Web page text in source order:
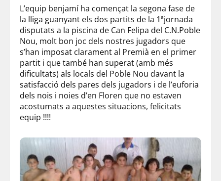
L’equip benjamí ha començat la segona fase de
la lliga guanyant els dos partits de la 1ªjornada
disputats a la piscina de Can Felipa del C.N.Poble
Nou, molt bon joc dels nostres jugadors que
s’han imposat clarament al Premià en el primer
partit i que també han superat (amb més
dificultats) als locals del Poble Nou davant la
satisfacció dels pares dels jugadors i de l’euforia
dels nois i noies d’en Floren que no estaven
acostumats a aquestes situacions, felicitats
equip !!!!